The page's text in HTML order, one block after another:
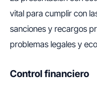
vital para cumplir con
sanciones y recargos
problemas legales y
Control financiero